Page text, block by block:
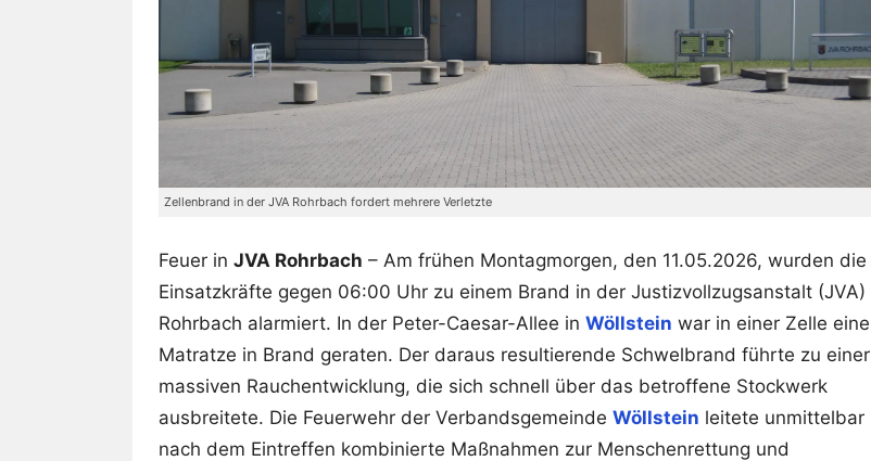
Zellenbrand in der JVA Rohrbach fordert mehrere Verletzte
Feuer in JVA Rohrbach – Am frühen Montagmorgen, den 11.05.2026, wurden die
Einsatzkräfte gegen 06:00 Uhr zu einem Brand in der Justizvollzugsanstalt (JVA)
Rohrbach alarmiert. In der Peter-Caesar-Allee in Wöllstein war in einer Zelle eine
Matratze in Brand geraten. Der daraus resultierende Schwelbrand führte zu einer
massiven Rauchentwicklung, die sich schnell über das betroffene Stockwerk
ausbreitete. Die Feuerwehr der Verbandsgemeinde Wöllstein leitete unmittelbar
nach dem Eintreffen kombinierte Maßnahmen zur Menschenrettung und